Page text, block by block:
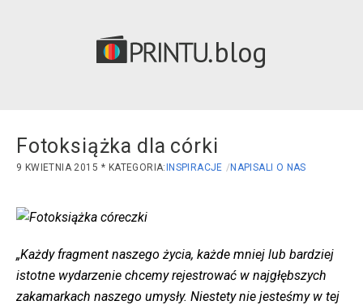
blog
Fotoksiążka dla córki
9 KWIETNIA 2015 INSPIRACJE NAPISALI O NAS
„Każdy fragment naszego życia, każde mniej lub bardziej
istotne wydarzenie chcemy rejestrować w najgłębszych
zakamarkach naszego umysły. Niestety nie jesteśmy w tej